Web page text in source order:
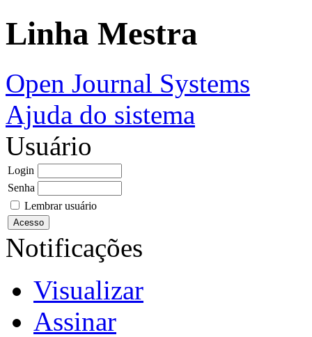
Linha Mestra
Open Journal Systems
Ajuda do sistema
Usuário
Login
Senha
Lembrar usuário
Notificações
Visualizar
Assinar